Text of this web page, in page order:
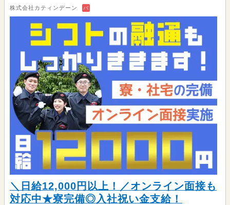
株式会社カティンデーン バ
＼日給12,000円以上！／オンライン面接も
対応中★寮完備◎入社祝い金支給！